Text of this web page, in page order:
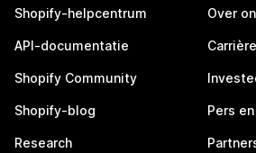
Shopify-helpcentrum
API-documentatie
Shopify Community
Shopify-blog
Research
Over
Pers